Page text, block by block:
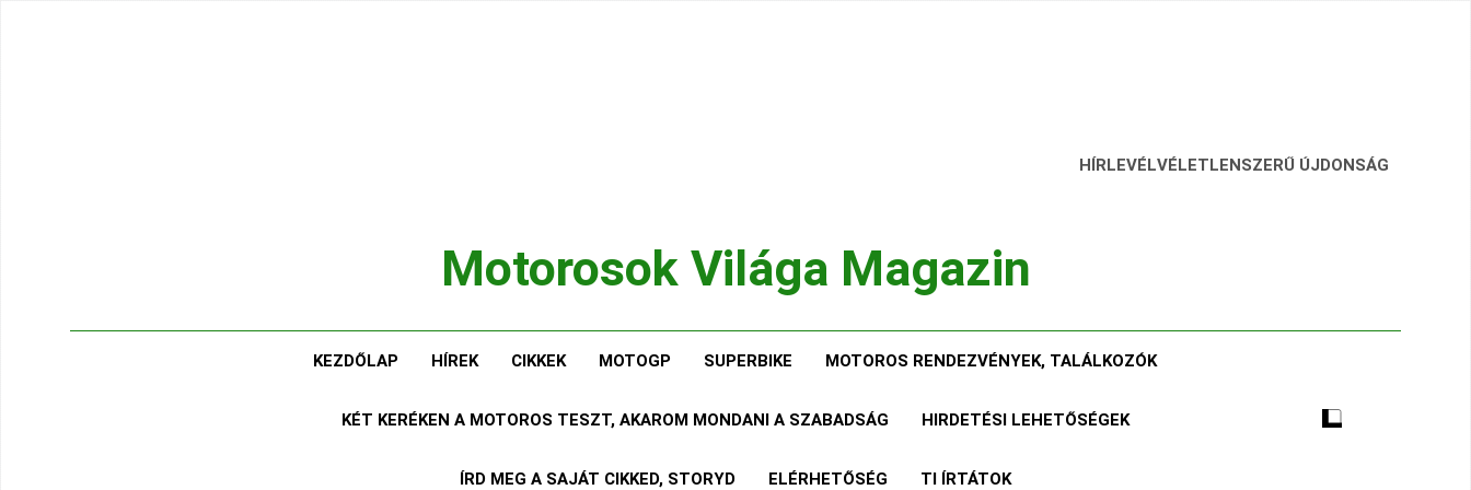
Motorosok Világa Magazin
HÍRLEVÉLVÉLETLENSZERŰ ÚJDONSÁG
KEZDŐLAP HÍREK CIKKEK MOTOGP SUPERBIKE MOTOROS RENDEZVÉNYEK, TALÁLKOZÓK
KÉT KERÉKEN A MOTOROS TESZT, AKAROM MONDANI A SZABADSÁG HIRDETÉSI LEHETŐSÉGEK
ÍRD MEG A SAJÁT CIKKED, STORYD ELÉRHETŐSÉG TI ÍRTÁTOK